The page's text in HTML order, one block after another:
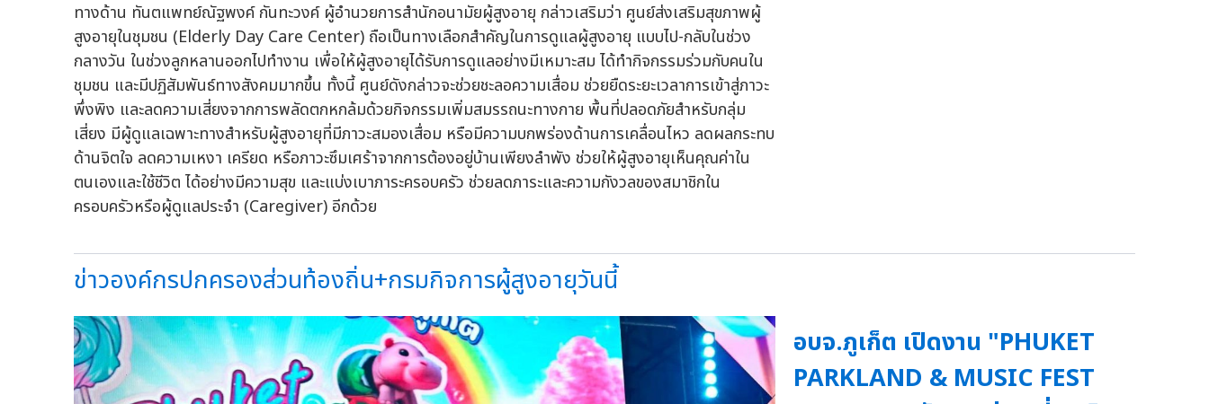
ทางด้าน ทันตแพทย์ณัฐพงค์ กันทะวงค์ ผู้อำนวยการสำนักอนามัยผู้สูงอายุ กล่าวเสริมว่า ศูนย์ส่งเสริมสุขภาพผู้
สูงอายุในชุมชน (Elderly Day Care Center) ถือเป็นทางเลือกสำคัญในการดูแลผู้สูงอายุ แบบไป-กลับในช่วง
กลางวัน ในช่วงลูกหลานออกไปทำงาน เพื่อให้ผู้สูงอายุได้รับการดูแลอย่างมีเหมาะสม ได้ทำกิจกรรมร่วมกับคนใน
ชุมชน และมีปฏิสัมพันธ์ทางสังคมมากขึ้น ทั้งนี้ ศูนย์ดังกล่าวจะช่วยชะลอความเสื่อม ช่วยยืดระยะเวลาการเข้าสู่ภาวะ
พึ่งพิง และลดความเสี่ยงจากการพลัดตกหกล้มด้วยกิจกรรมเพิ่มสมรรถนะทางกาย พื้นที่ปลอดภัยสำหรับกลุ่ม
เสี่ยง มีผู้ดูแลเฉพาะทางสำหรับผู้สูงอายุที่มีภาวะสมองเสื่อม หรือมีความบกพร่องด้านการเคลื่อนไหว ลดผลกระทบ
ด้านจิตใจ ลดความเหงา เครียด หรือภาวะซึมเศร้าจากการต้องอยู่บ้านเพียงลำพัง ช่วยให้ผู้สูงอายุเห็นคุณค่าใน
ตนเองและใช้ชีวิต ได้อย่างมีความสุข และแบ่งเบาภาระครอบครัว ช่วยลดภาระและความกังวลของสมาชิกใน
ครอบครัวหรือผู้ดูแลประจำ (Caregiver) อีกด้วย
ข่าวองค์กรปกครองส่วนท้องถิ่น+กรมกิจการผู้สูงอายุวันนี้
อบจ.ภูเก็ต เปิดงาน "PHUKET
PARKLAND & MUSIC FEST